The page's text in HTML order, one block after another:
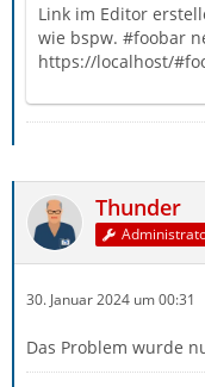
Link im Editor
wie bspw. #foobar
https://localhost/
Thunder
30. Januar 2024 um 00:31
Das Problem wurde